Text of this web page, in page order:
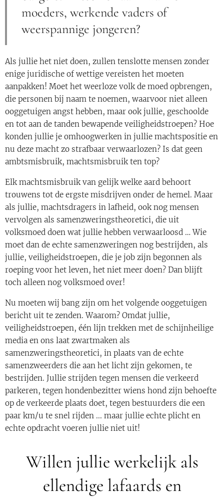
moeders, werkende vaders of
weerspannige jongeren?
Als jullie het niet doen, zullen tenslotte mensen zonder
enige juridische of wettige vereisten het moeten
aanpakken! Moet het weerloze volk de moed opbrengen,
die personen bij naam te noemen, waarvoor niet alleen
ooggetuigen angst hebben, maar ook jullie, geschoolde
en tot aan de tanden bewapende veiligheidstroepen? Hoe
konden jullie je omhoogwerken in jullie machtspositie en
nu deze macht zo strafbaar verwaarlozen? Is dat geen
ambtsmisbruik, machtsmisbruik ten top?
Elk machtsmisbruik van gelijk welke aard behoort
trouwens tot de ergste misdrijven onder de hemel. Maar
als jullie, machtsdragers in lafheid, ook nog mensen
vervolgen als samenzweringstheoretici, die uit
volksmoed doen wat jullie hebben verwaarloosd … Wie
moet dan de echte samenzweringen nog bestrijden, als
jullie, veiligheidstroepen, die je job zijn begonnen als
roeping voor het leven, het niet meer doen? Dan blijft
toch alleen nog volksmoed over!
Nu moeten wij bang zijn om het volgende ooggetuigen
bericht uit te zenden. Waarom? Omdat jullie,
veiligheidstroepen, één lijn trekken met de schijnheilige
media en ons laat zwartmaken als
samenzweringstheoretici, in plaats van de echte
samenzweerders die aan het licht zijn gekomen, te
bestrijden. Jullie strijden tegen mensen die verkeerd
parkeren, tegen hondenbezitter wiens hond zijn behoefte
op de verkeerde plaats doet, tegen bestuurders die een
paar km/u te snel rijden ... maar jullie echte plicht en
echte opdracht voeren jullie niet uit!
Willen jullie werkelijk als
ellendige lafaards en